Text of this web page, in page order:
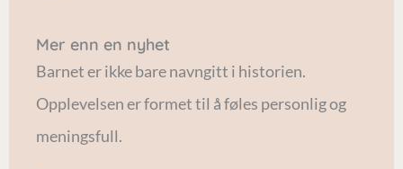
Mer enn en nyhet
Barnet er ikke bare navngitt i historien.
Opplevelsen er formet til å føles personlig og
meningsfull.